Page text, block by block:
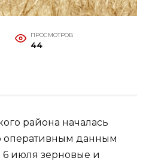
ПРОСМОТРОВ
44
района началась
оперативным данным
6 июля зерновые и